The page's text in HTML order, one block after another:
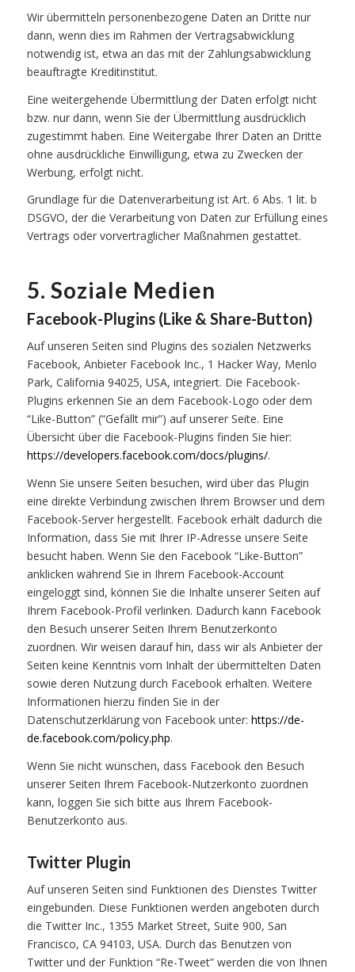
Wir übermitteln personenbezogene Daten an Dritte nur
dann, wenn dies im Rahmen der Vertragsabwicklung
notwendig ist, etwa an das mit der Zahlungsabwicklung
beauftragte Kreditinstitut.
Eine weitergehende Übermittlung der Daten erfolgt nicht
bzw. nur dann, wenn Sie der Übermittlung ausdrücklich
zugestimmt haben. Eine Weitergabe Ihrer Daten an Dritte
ohne ausdrückliche Einwilligung, etwa zu Zwecken der
Werbung, erfolgt nicht.
Grundlage für die Datenverarbeitung ist Art. 6 Abs. 1 lit. b
DSGVO, der die Verarbeitung von Daten zur Erfüllung eines
Vertrags oder vorvertraglicher Maßnahmen gestattet.
5. Soziale Medien
Facebook-Plugins (Like & Share-Button)
Auf unseren Seiten sind Plugins des sozialen Netzwerks
Facebook, Anbieter Facebook Inc., 1 Hacker Way, Menlo
Park, California 94025, USA, integriert. Die Facebook-
Plugins erkennen Sie an dem Facebook-Logo oder dem
“Like-Button” (“Gefällt mir”) auf unserer Seite. Eine
Übersicht über die Facebook-Plugins finden Sie hier:
https://developers.facebook.com/docs/plugins/.
Wenn Sie unsere Seiten besuchen, wird über das Plugin
eine direkte Verbindung zwischen Ihrem Browser und dem
Facebook-Server hergestellt. Facebook erhält dadurch die
Information, dass Sie mit Ihrer IP-Adresse unsere Seite
besucht haben. Wenn Sie den Facebook “Like-Button”
anklicken während Sie in Ihrem Facebook-Account
eingeloggt sind, können Sie die Inhalte unserer Seiten auf
Ihrem Facebook-Profil verlinken. Dadurch kann Facebook
den Besuch unserer Seiten Ihrem Benutzerkonto
zuordnen. Wir weisen darauf hin, dass wir als Anbieter der
Seiten keine Kenntnis vom Inhalt der übermittelten Daten
sowie deren Nutzung durch Facebook erhalten. Weitere
Informationen hierzu finden Sie in der
Datenschutzerklärung von Facebook unter: https://de-
de.facebook.com/policy.php.
Wenn Sie nicht wünschen, dass Facebook den Besuch
unserer Seiten Ihrem Facebook-Nutzerkonto zuordnen
kann, loggen Sie sich bitte aus Ihrem Facebook-
Benutzerkonto aus.
Twitter Plugin
Auf unseren Seiten sind Funktionen des Dienstes Twitter
eingebunden. Diese Funktionen werden angeboten durch
die Twitter Inc., 1355 Market Street, Suite 900, San
Francisco, CA 94103, USA. Durch das Benutzen von
Twitter und der Funktion “Re-Tweet” werden die von Ihnen